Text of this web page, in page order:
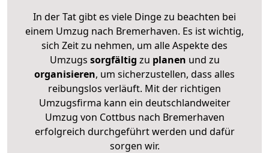
In der Tat gibt es viele Dinge zu beachten bei
einem Umzug nach Bremerhaven. Es ist wichtig,
sich Zeit zu nehmen, um alle Aspekte des
Umzugs sorgfältig zu planen und zu
organisieren, um sicherzustellen, dass alles
reibungslos verläuft. Mit der richtigen
Umzugsfirma kann ein deutschlandweiter
Umzug von Cottbus nach Bremerhaven
erfolgreich durchgeführt werden und dafür
sorgen wir.